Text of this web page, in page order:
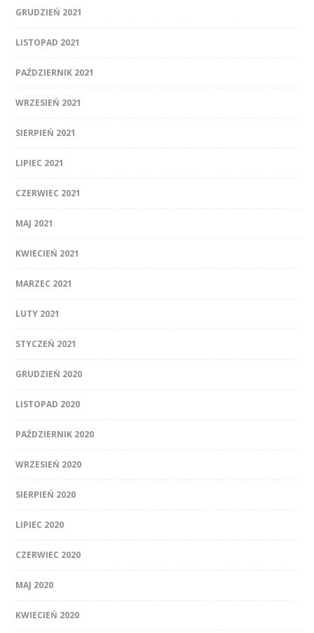
GRUDZIEŃ 2021
LISTOPAD 2021
PAŹDZIERNIK 2021
WRZESIEŃ 2021
SIERPIEŃ 2021
LIPIEC 2021
CZERWIEC 2021
MAJ 2021
KWIECIEŃ 2021
MARZEC 2021
LUTY 2021
STYCZEŃ 2021
GRUDZIEŃ 2020
LISTOPAD 2020
PAŹDZIERNIK 2020
WRZESIEŃ 2020
SIERPIEŃ 2020
LIPIEC 2020
CZERWIEC 2020
MAJ 2020
KWIECIEŃ 2020